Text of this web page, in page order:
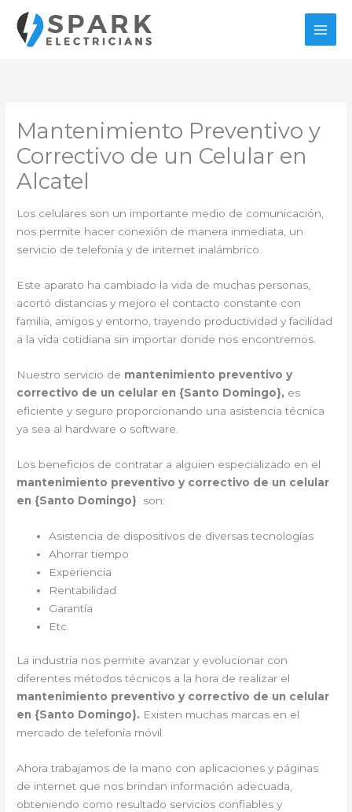
contenido
Mantenimiento Preventivo y
Correctivo de un Celular en
Alcatel
Los celulares son un importante medio de comunicación,
nos permite hacer conexión de manera inmediata, un
servicio de telefonía y de internet inalámbrico.
Este aparato ha cambiado la vida de muchas personas,
acortó distancias y mejoro el contacto constante con
familia, amigos y entorno, trayendo productividad y facilidad
a la vida cotidiana sin importar donde nos encontremos.
Nuestro servicio de mantenimiento preventivo y
correctivo de un celular en {Santo Domingo}, es
eficiente y seguro proporcionando una asistencia técnica
ya sea al hardware o software.
Los beneficios de contratar a alguien especializado en el
mantenimiento preventivo y correctivo de un celular
en {Santo Domingo} son:
Asistencia de dispositivos de diversas tecnologías
Ahorrar tiempo
Experiencia
Rentabilidad
Garantía
Etc.
La industria nos permite avanzar y evolucionar con
diferentes métodos técnicos a la hora de realizar el
mantenimiento preventivo y correctivo de un celular
en {Santo Domingo}. Existen muchas marcas en el
mercado de telefonía móvil.
Ahora trabajamos de la mano con aplicaciones y páginas
de internet que nos brindan información adecuada,
obteniendo como resultado servicios confiables y